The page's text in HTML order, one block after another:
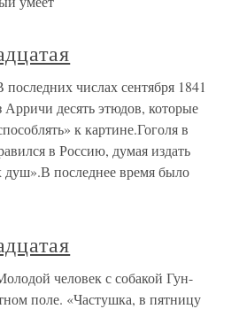
числах сентября 1841
десять этюдов, которые
к картине.Гоголя в
в Россию, думая издать
последнее время было
человек с собакой Гун-
поле. «Частушка, в пятницу